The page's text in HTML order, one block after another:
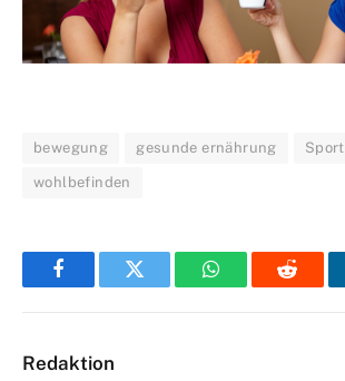
bewegung gesunde ernährung Sport
wohlbefinden
FacebookTwitter WhatsAppReddit
Redaktion